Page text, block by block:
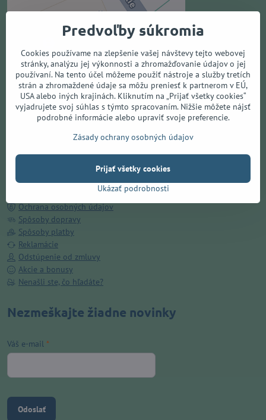
Povoliť tentokrát
Povoliť a zapamätať - súhlas s
Otvoriť obsah v novom okne
Všetko o nákupe
Doručenie ZADARMO v Prešove
Kamenná predajňa
Obchodné podmienky
Ochrana osobných údajov
Spôsoby dopravy
Spôsoby platby
Reklamácie
Odstúpenie od zmluvy
Akcie a bonusy
Nenašli ste, čo hľadáte?
Nezmeškajte žiadne novinky
Váš e-mail *
Odoslať
Predvoľby súkromia
Cookies používame na zlepšenie vašej návštevy tejto webovej
stránky, analýzu jej výkonnosti a zhromažďovanie údajov o jej
používaní. Na tento účel môžeme použiť nástroje a služby tretích
strán a zhromaždené údaje sa môžu preniesť k partnerom v EÚ,
USA alebo iných krajinách. Kliknutím na „Prijať všetky cookies“
vyjadrujete svoj súhlas s týmto spracovaním. Nižšie môžete nájsť
podrobné informácie alebo upraviť svoje preferencie.
Zásady ochrany osobných údajov
Ukázať podrobnosti
Prijať všetky cookies